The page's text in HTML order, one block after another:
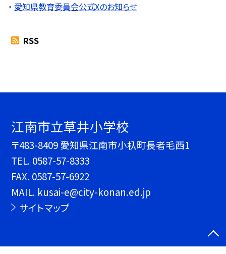
愛知県教育委員会公式Xのお知らせ
RSS
江南市立草井小学校
〒483-8409 愛知県江南市小杁町長者毛西1
TEL. 0587-57-8333
FAX. 0587-57-6922
MAIL. kusai-e@city-konan.ed.jp
サイトマップ